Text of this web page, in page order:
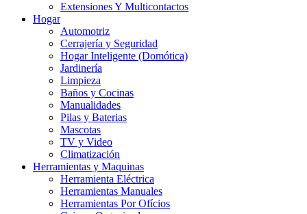
Extensiones Y Multicontactos
Hogar
Automotriz
Cerrajería y Seguridad
Hogar Inteligente (Domótica)
Jardinería
Limpieza
Baños y Cocinas
Manualidades
Pilas y Baterias
Mascotas
TV y Video
Climatización
Herramientas y Maquinas
Herramienta Eléctrica
Herramientas Manuales
Herramientas Por Ofícios